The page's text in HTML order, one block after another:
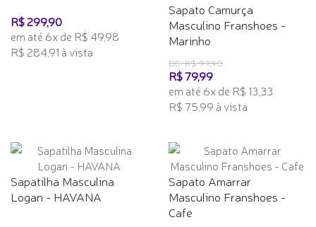
R$ 299,90
em até 6x de R$ 49,98
R$ 284,91 à vista
Sapato Camurça
Masculino Franshoes -
Marinho
DE: R$ 99,90
R$ 79,99
em até 6x de R$ 13,33
R$ 75,99 à vista
Sapatilha Masculina
Logan - HAVANA
Sapato Amarrar
Masculino Franshoes -
Cafe